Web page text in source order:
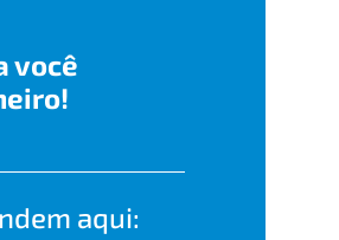
você
aqui: